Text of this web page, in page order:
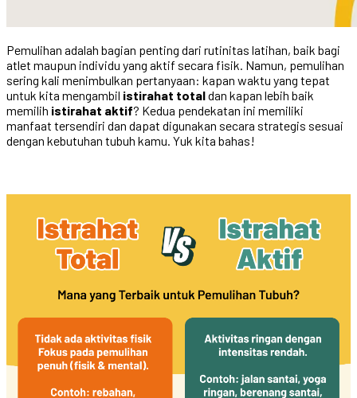
Pemulihan adalah bagian penting dari rutinitas latihan, baik bagi
atlet maupun individu yang aktif secara fisik. Namun, pemulihan
sering kali menimbulkan pertanyaan: kapan waktu yang tepat
untuk kita mengambil istirahat totaldan kapan lebih baik
memilih istirahat aktif? Kedua pendekatan ini memiliki
manfaat tersendiri dan dapat digunakan secara strategis sesuai
dengan kebutuhan tubuh kamu. Yuk kita bahas!